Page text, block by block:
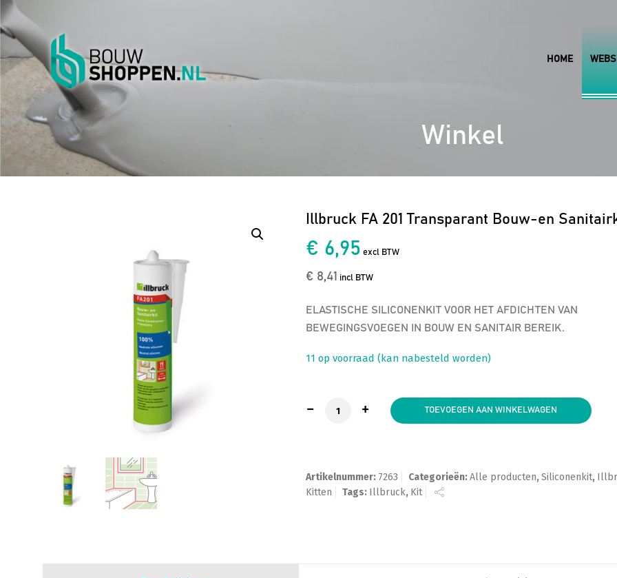
HOME
Winkel
Illbruck FA 201 Transparant Bouw-en
€ 6,95 excl BTW
€ 8,41 incl BTW
ELASTISCHE SILICONENKIT VOOR HET AFDICHTEN VAN
BEWEGINGSVOEGEN IN BOUW EN SANITAIR BEREIK.
11 op voorraad (kan nabesteld worden)
Illbruck FA 201 Transparant Bouw-en Sanitairkit aantal
TOEVOEGEN AAN WINKELWAGEN
Artikelnummer: 7263 Categorieën:Alle producten,Siliconenkit,
Kitten
Tags: Illbruck, Kit